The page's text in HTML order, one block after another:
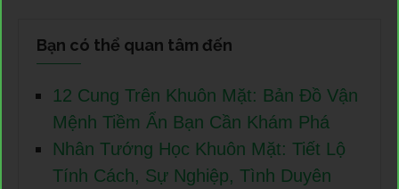
Bạn có thể quan tâm đến
12 Cung Trên Khuôn Mặt: Bản Đồ Vận
Mệnh Tiềm Ẩn Bạn Cần Khám Phá
Nhân Tướng Học Khuôn Mặt: Tiết Lộ
Tính Cách, Sự Nghiệp, Tình Duyên